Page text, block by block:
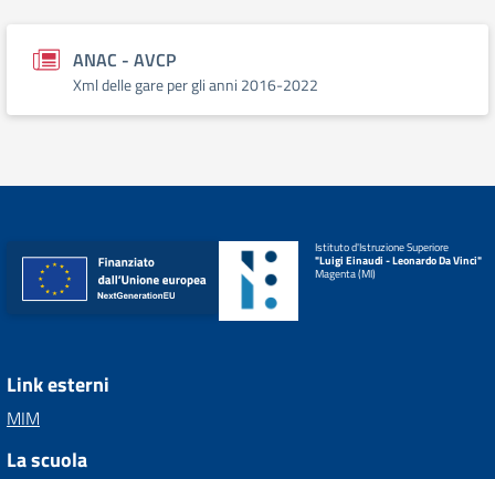
ANAC - AVCP
Xml delle gare per gli anni 2016-2022
Istituto d'Istruzione Superiore
"Luigi Einaudi - Leonardo Da Vinci"
Magenta (MI)
Link esterni
MIM
La scuola